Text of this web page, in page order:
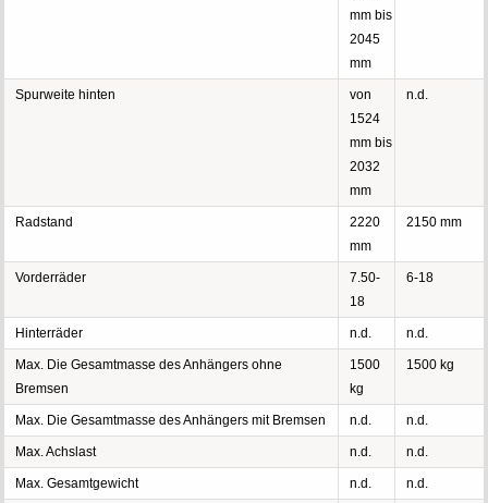
mm bis
2045
mm
Spurweite hinten
von
1524
mm bis
2032
mm
n.d.
Radstand
2220
mm
2150 mm
Vorderräder
7.50-
18
6-18
Hinterräder n.d. n.d.
Max. Die Gesamtmasse des Anhängers ohne
Bremsen
1500
kg
1500 kg
Max. Die Gesamtmasse des Anhängers mit Bremsen n.d. n.d.
Max. Achslast n.d. n.d.
Max. Gesamtgewicht n.d. n.d.